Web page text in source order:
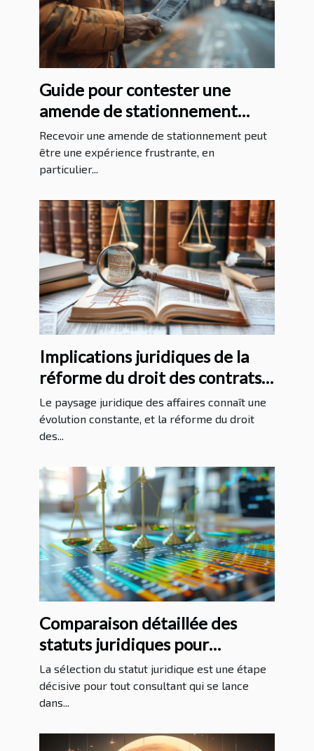
Guide pour contester une
amende de stationnement
injustifiée
Recevoir une amende de stationnement peut
être une expérience frustrante, en
particulier...
Implications juridiques de la
réforme du droit des contrats
commerciaux
Le paysage juridique des affaires connaît une
évolution constante, et la réforme du droit
des...
Comparaison détaillée des
statuts juridiques pour
consultants en 2024
La sélection du statut juridique est une étape
décisive pour tout consultant qui se lance
dans...